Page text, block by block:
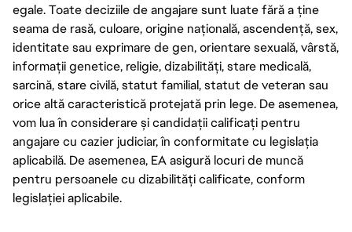
egale. Toate deciziile de angajare sunt luate fără a ține
seama de rasă, culoare, origine națională, ascendență, sex,
identitate sau exprimare de gen, orientare sexuală, vârstă,
informații genetice, religie, dizabilități, stare medicală,
sarcină, stare civilă, statut familial, statut de veteran sau
orice altă caracteristică protejată prin lege. De asemenea,
vom lua în considerare și candidații calificați pentru
angajare cu cazier judiciar, în conformitate cu legislația
aplicabilă. De asemenea, EA asigură locuri de muncă
pentru persoanele cu dizabilități calificate, conform
legislației aplicabile.